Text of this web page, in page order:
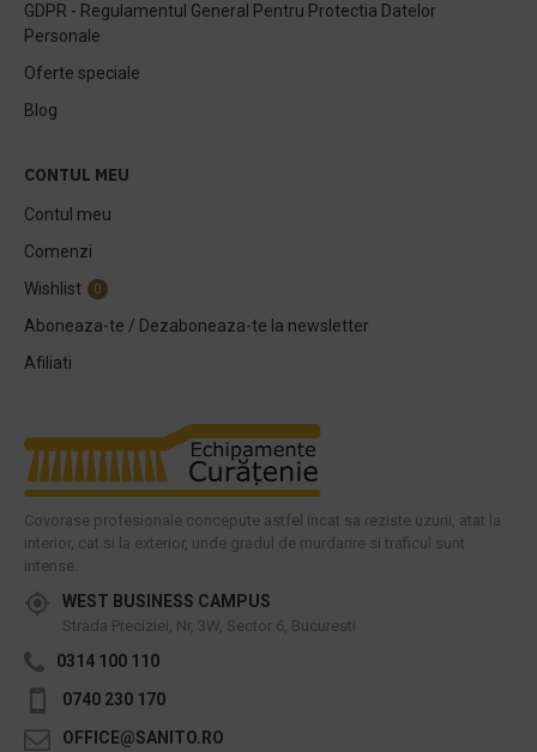
GDPR - Regulamentul General Pentru Protectia Datelor
Personale
Oferte speciale
Blog
CONTUL MEU
Contul meu
Comenzi
Wishlist
0
Aboneaza-te / Dezaboneaza-te la newsletter
Afiliati
Covorase profesionale concepute astfel incat sa reziste uzurii, atat la
interior, cat si la exterior, unde gradul de murdarire si traficul sunt
intense.
WEST BUSINESS CAMPUS
Strada Preciziei, Nr, 3W, Sector 6, Bucuresti
0314 100 110
0740 230 170
OFFICE@SANITO.RO